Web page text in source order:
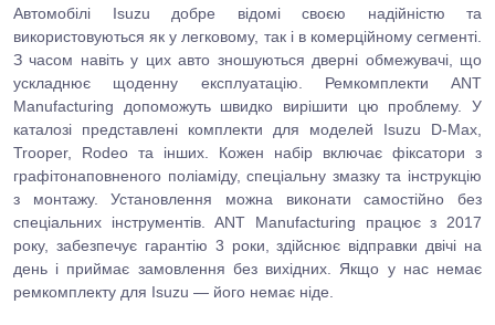
Автомобілі Isuzu добре відомі своєю надійністю та
використовуються як у легковому, так і в комерційному сегменті.
З часом навіть у цих авто зношуються дверні обмежувачі, що
ускладнює щоденну експлуатацію. Ремкомплекти ANT
Manufacturing допоможуть швидко вирішити цю проблему. У
каталозі представлені комплекти для моделей Isuzu D-Max,
Trooper, Rodeo та інших. Кожен набір включає фіксатори з
графітонаповненого поліаміду, спеціальну змазку та інструкцію
з монтажу. Установлення можна виконати самостійно без
спеціальних інструментів. ANT Manufacturing працює з 2017
року, забезпечує гарантію 3 роки, здійснює відправки двічі на
день і приймає замовлення без вихідних. Якщо у нас немає
ремкомплекту для Isuzu — його немає ніде.